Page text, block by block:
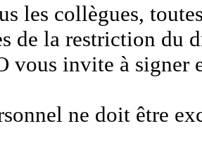
les collègues,
de la restriction du
vous invite à signer
ne doit être